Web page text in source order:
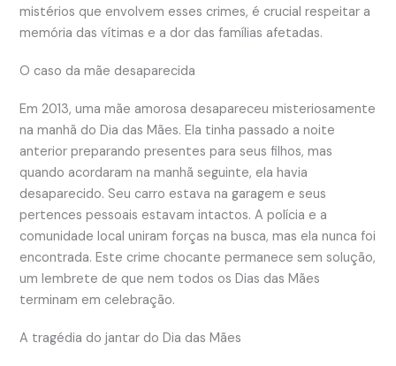
mistérios que envolvem esses crimes, é crucial respeitar a
memória das vítimas e a dor das famílias afetadas.
O caso da mãe desaparecida
Em 2013, uma mãe amorosa desapareceu misteriosamente
na manhã do Dia das Mães. Ela tinha passado a noite
anterior preparando presentes para seus filhos, mas
quando acordaram na manhã seguinte, ela havia
desaparecido. Seu carro estava na garagem e seus
pertences pessoais estavam intactos. A polícia e a
comunidade local uniram forças na busca, mas ela nunca foi
encontrada. Este crime chocante permanece sem solução,
um lembrete de que nem todos os Dias das Mães
terminam em celebração.
A tragédia do jantar do Dia das Mães